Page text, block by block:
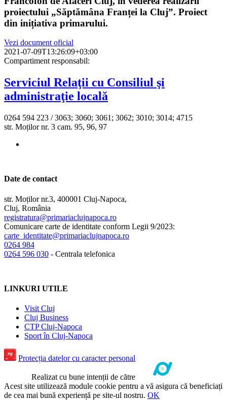
proiectului „Săptămâna Franței la Cluj”. Proiect
din inițiativa primarului.
Vezi document oficial
2021-07-09T13:26:09+03:00
Compartiment responsabil:
Serviciul Relaţii cu Consiliul şi
administraţie locală
0264 594 223 / 3063; 3060; 3061; 3062; 3010; 3014; 4715
str. Moților nr. 3 cam. 95, 96, 97
Date de contact
str. Moților nr.3, 400001 Cluj-Napoca,
Cluj, România
registratura@primariaclujnapoca.ro
Comunicare carte de identitate conform Legii 9/2023:
carte_identitate@primariaclujnapoca.ro
0264 984
0264 596 030 - Centrala telefonica
LINKURI UTILE
Visit Cluj
Cluj Business
CTP Cluj-Napoca
Sport în Cluj-Napoca
Protecția datelor cu caracter personal
Realizat cu bune intenții de către
Acest site utilizează module cookie pentru a vă asigura că beneficiați
de cea mai bună experiență pe site-ul nostru. OK